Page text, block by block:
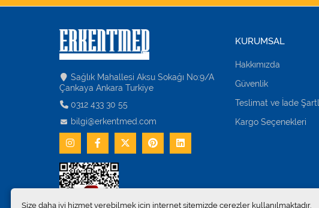
Sağlık Mahallesi Aksu Sokağı No:9/A
Çankaya Ankara Turkiye
0312 433 30 55
bilgi@erkentmed.com
KURUMSAL
Hakkımızda
Güvenlik
Teslimat ve İade
Kargo Seçenekleri
Size daha iyi hizmet verebilmek için internet sitemizde çerezler kullanılmaktadır.